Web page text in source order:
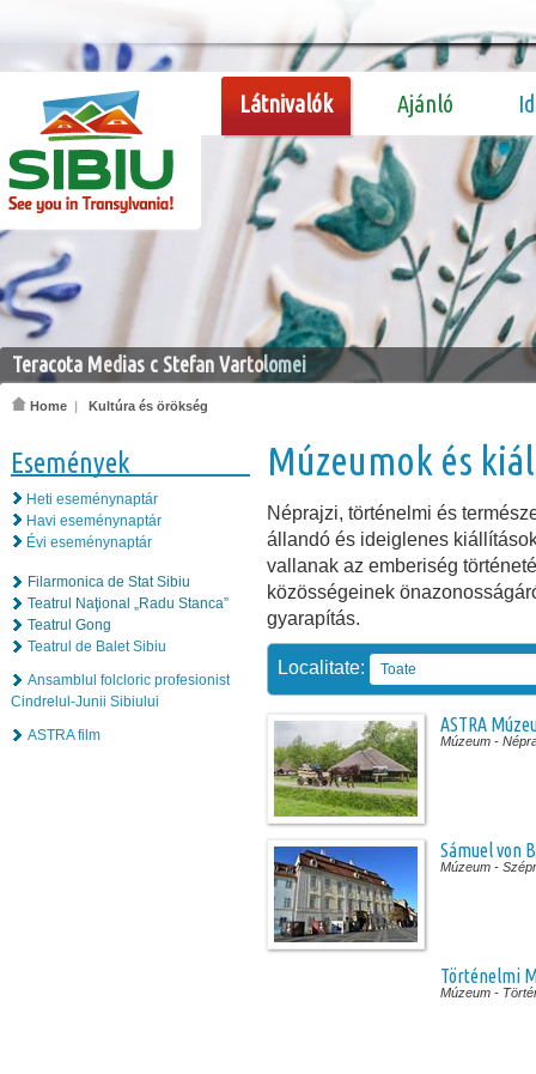
Látnivalók Ajánló
Teracota Medias c Stefan Vartolomei
Home | Kultúra és örökség
Események
Heti eseménynaptár
Havi eseménynaptár
Évi eseménynaptár
Filarmonica de Stat Sibiu
Teatrul Naţional „Radu Stanca”
Teatrul Gong
Teatrul de Balet Sibiu
Ansamblul folcloric profesionist
Cindrelul-Junii Sibiului
ASTRA film
Múzeumok és
Néprajzi, történelmi és
állandó és ideiglenes
vallanak az emberiség
közösségeinek
gyarapítás.
Localitate: Toate
ASTRA
Múzeum -
Sámuel von
Múzeum -
Történelmi
Múzeum -